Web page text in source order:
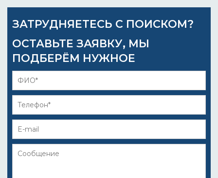
ЗАТРУДНЯЕТЕСЬ С ПОИСКОМ?
ОСТАВЬТЕ ЗАЯВКУ, МЫ
ПОДБЕРЁМ НУЖНОЕ